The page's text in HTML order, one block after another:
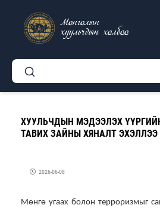
Монголын
хуульчдын холбоо
ХУУЛЬЧДЫН МЭДЭЭЛЭХ
ТАВИХ ЗАЙНЫ ХЯНАЛТ ЭХЭЛЛЭЭ
2026-06-08
Мөнгө угаах болон терроризмыг